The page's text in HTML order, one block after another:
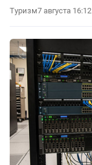
Туризм7 августа 16:12